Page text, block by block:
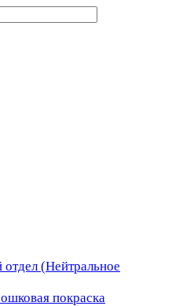
(Нейтральное
покраска